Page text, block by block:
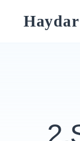
Haydar